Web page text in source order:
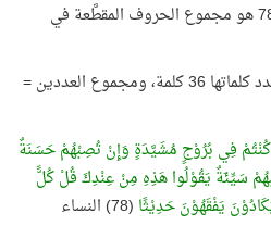
14 هو عدد الحروف المقطَّعة، و78 هو مجموع الحروف المقطَّعة في
الآية رقم 78 من سورة النساء عدد كلماتها 36 كلمة، ومجموع العددين =
كُنْتُمْ فِي بُرُوْجٍ مُشَيَّدَةٍ وَإِنْ تُصِبْهُمْ حَسَنَةٌ
سَيِّئَةٌ يَقُوْلُوا هَذِهِ مِنْ عِنْدِكَ قُلْ كُلًّ
يَفْقَهُوْنَ حَدِيْثًا (78) النساء